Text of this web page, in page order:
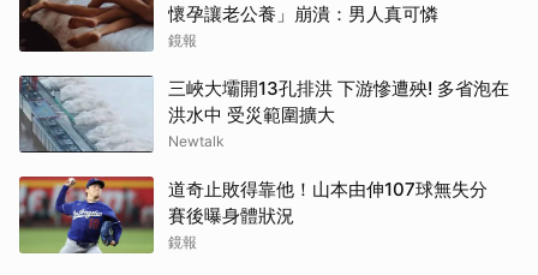
懷孕讓老公養」崩潰：男人真可憐
鏡報
三峽大壩開13孔排洪 下游慘遭殃! 多省泡在
洪水中 受災範圍擴大
Newtalk
道奇止敗得靠他！山本由伸107球無失分
賽後曝身體狀況
鏡報